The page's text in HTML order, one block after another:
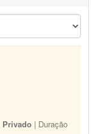
Privado | Duração